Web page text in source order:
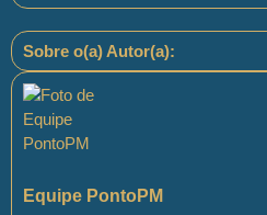
Sobre o(a) Autor(a):
Equipe PontoPM